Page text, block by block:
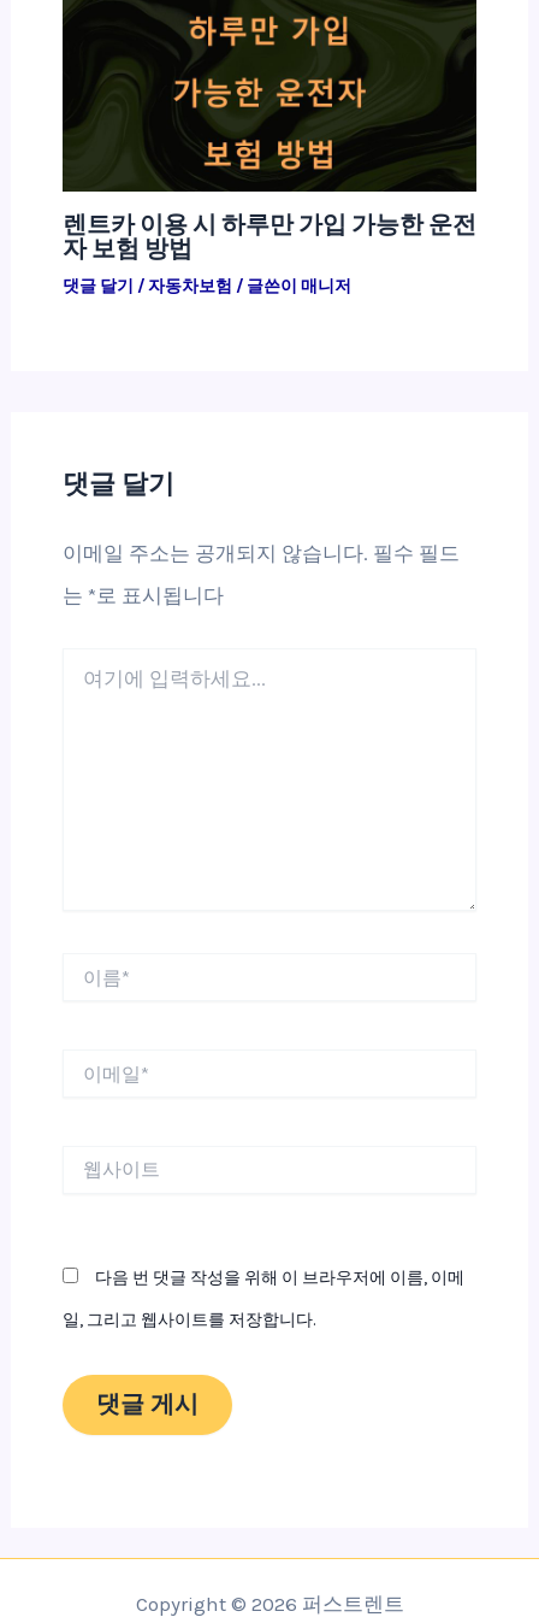
렌트카 이용 시 하루만 가입 가능한 운전
자 보험 방법
댓글 달기 /자동차보험 / 글쓴이 매니저
댓글 달기
이메일 주소는 공개되지 않습니다. 필수 필드
는 *로 표시됩니다
다음 번 댓글 작성을 위해 이 브라우저에 이름, 이메
일, 그리고 웹사이트를 저장합니다.
Copyright © 2026 퍼스트렌트